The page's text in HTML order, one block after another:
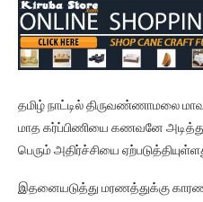
தமிழ் நாட்டில் திருவண்ணாமலை
மாத கர்ப்பிணியை கணவனே
பெரும் அதிர்ச்சியை
இதனையடுத்து மரணத்துக்கு